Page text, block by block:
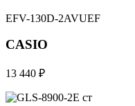
EFV-130D-2AVUEF
CASIO
13 440 ₽